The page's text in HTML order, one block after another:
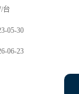
台
05-30
06-23